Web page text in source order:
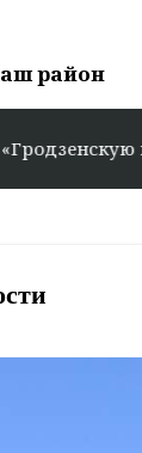
район